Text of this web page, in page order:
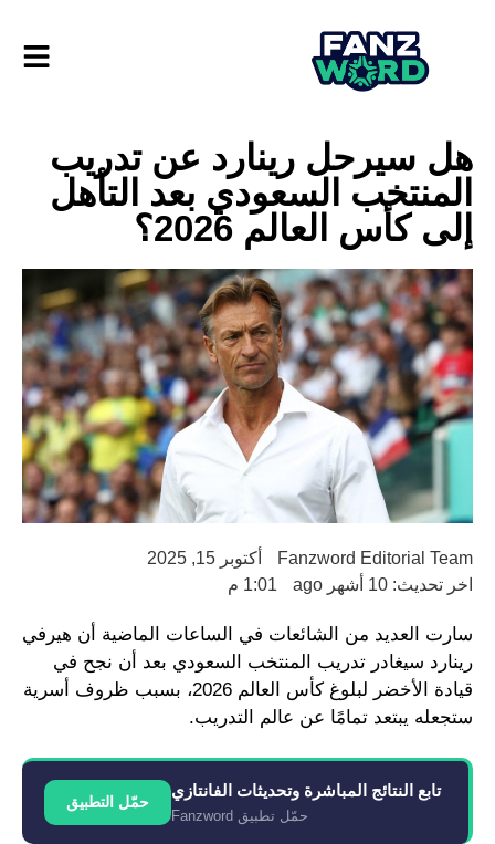
هل سيرحل رينارد عن تدريب
المنتخب السعودي بعد التأهل
إلى كأس العالم 2026؟
Fanzword Editorial Team
أكتوبر 15, 2025
اخر تحديث: 10 أشهر ago
1:01 م
سارت العديد من الشائعات في الساعات الماضية أن هيرفي
رينارد سيغادر تدريب المنتخب السعودي بعد أن نجح في
قيادة الأخضر لبلوغ كأس العالم 2026، بسبب ظروف أسرية
ستجعله يبتعد تمامًا عن عالم التدريب.
تابع النتائج المباشرة وتحديثات الفانتازي
حمّل تطبيق Fanzword
حمّل التطبيق